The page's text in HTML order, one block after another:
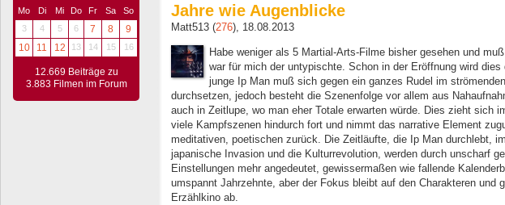
Mo Di Mi Do Fr Sa
So
3
4 5 6 7 8
9
10
11 12 13 14 15 16
12.669 Beiträge zu
3.883 Filmen im Forum
Jahre wie Augenblicke
Matt513 (276), 18.08.2013
Habe weniger als 5 Martial-Arts-Filme bisher gesehen und
war für mich der untypischte. Schon in der Eröffnung wird dies
junge Ip Man muß sich gegen ein ganzes Rudel im
durchsetzen, jedoch besteht die Szenenfolge vor allem aus
auch in Zeitlupe, wo man eher Totale erwarten würde. Dies zieht sich
viele Kampfszenen hindurch fort und nimmt das narrative Element
meditativen, poetischen zurück. Die Zeitläufte, die Ip Man durchlebt,
japanische Invasion und die Kulturrevolution, werden durch unscharf
Einstellungen mehr angedeutet, gewissermaßen wie fallende
umspannt Jahrzehnte, aber der Fokus bleibt auf den Charakteren und
Erzählkino ab.